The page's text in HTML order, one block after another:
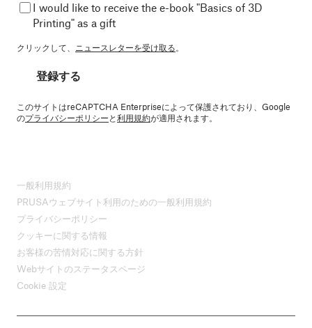
I would like to receive the e-book "Basics of 3D
Printing" as a gift
クリックして、 ニュースレターを受け取る。
登録する
このサイトはreCAPTCHA Enterpriseによって保護されており、Google
のプライバシーポリシーと利用規約が適用されます。
一般利用規約
PRUSAウェブサイト利用のための一般利用規約
プライバシーポリシー
クッキーに関する情報
お客様の苦情対応に関する方針
Webサイトのステータスページ
Cookie 設定